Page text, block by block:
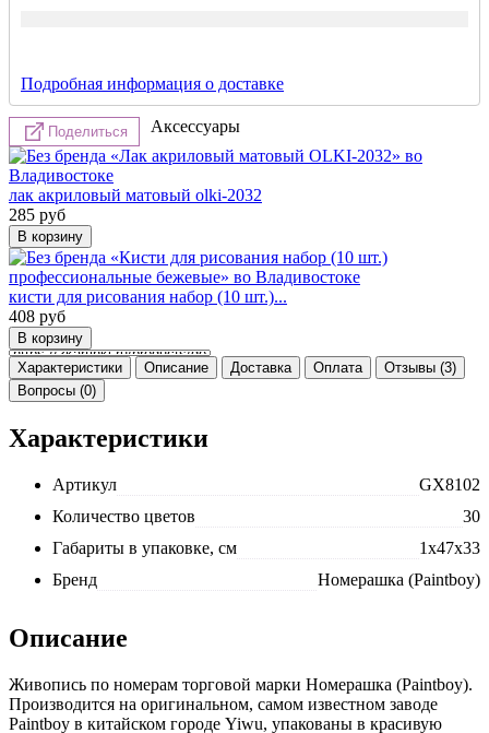
Подробная информация о доставке
Поделиться Аксессуары
лак акриловый матовый olki-2032
285 руб
кисти для рисования набор (10 шт.)...
408 руб
Характеристики Описание Доставка Оплата
Отзывы (3)
Вопросы (0)
Характеристики
Артикул
GX8102
Количество цветов
30
Габариты в упаковке, см
1x47x33
Бренд
Номерашка (Paintboy)
Описание
Живопись по номерам торговой марки Номерашка (Paintboy).
Производится на оригинальном, самом известном заводе
Paintboy в китайском городе Yiwu, упакованы в красивую